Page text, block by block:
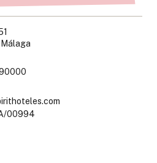
00994